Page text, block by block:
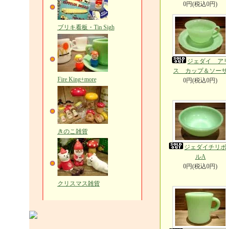
ブリキ看板・Tin Sigh
Fire King+more
きのこ雑貨
クリスマス雑貨
0円(税込0円)
ジェダイ ア
ス カップ＆ソー
0円(税込0円)
ジェダイチリ
ルA
0円(税込0円)